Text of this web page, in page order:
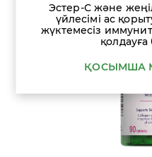
Эстер-С және
үйлесімі ас
жүктемесіз
қолдауға
ҚОСЫМША